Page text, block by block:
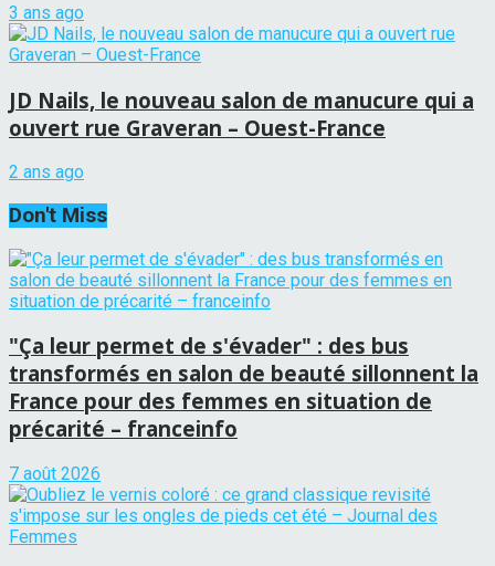
3 ans ago
JD Nails, le nouveau salon de manucure qui a
ouvert rue Graveran – Ouest-France
2 ans ago
Don't Miss
"Ça leur permet de s'évader" : des bus
transformés en salon de beauté sillonnent la
France pour des femmes en situation de
précarité – franceinfo
7 août 2026